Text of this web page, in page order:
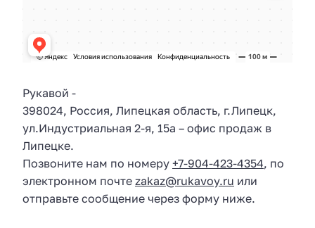
Рукавой -
398024, Россия, Липецкая область, г.Липецк,
ул.Индустриальная 2-я, 15а – офис продаж в
Липецке.
Позвоните нам по номеру +7-904-423-4354, по
электронном почте zakaz@rukavoy.ru или
отправьте сообщение через форму ниже.